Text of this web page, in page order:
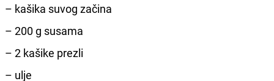
– kašika suvog začina
– 200 g susama
– 2 kašike prezli
– ulje